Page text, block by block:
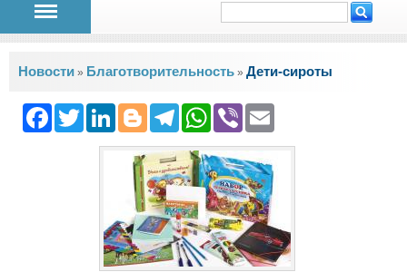
Форма поиска
Вы здесь
Новости » Благотворительность » Дети-сироты
Facebook
Twitter
LinkedIn
Blogger
Telegram
WhatsApp
Viber